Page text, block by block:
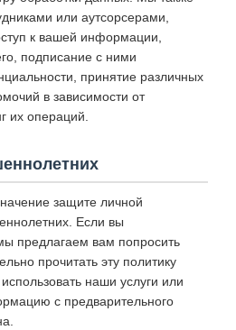
или аутсорсерами,
к вашей информации,
подписание с ними
принятие различных
в зависимости от
их операций.
защите личной
Если вы
предлагаем вам попросить
прочитать эту политику
наши услуги или
с предварительного